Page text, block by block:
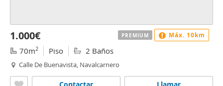
1.000€
70m2 Piso 2 Baños
Calle De Buenavista, Navalcarnero
PREMIUM Máx. 10km